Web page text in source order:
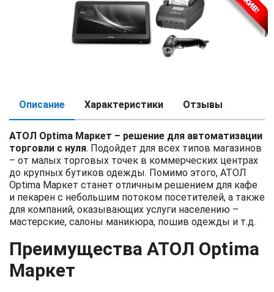
Описание Характеристики Отзывы
АТОЛ Optima Маркет – решение для автоматизации
торговли с нуля. Подойдет для всех типов магазинов
– от малых торговых точек в коммерческих центрах
до крупных бутиков одежды. Помимо этого, АТОЛ
Optima Маркет станет отличным решением для кафе
и пекарен с небольшим потоком посетителей, а также
для компаний, оказывающих услуги населению –
мастерские, салоны маникюра, пошив одежды и т.д.
Преимущества АТОЛ Optima
Маркет